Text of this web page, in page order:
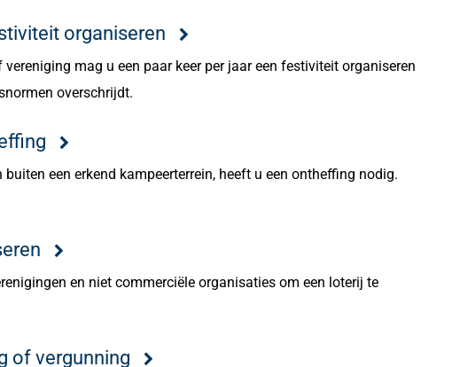
organiseren
mag u een paar keer per jaar een festiviteit organiseren
overschrijdt.
een erkend kampeerterrein, heeft u een ontheffing nodig.
en niet commerciële organisaties om een loterij te
of vergunning